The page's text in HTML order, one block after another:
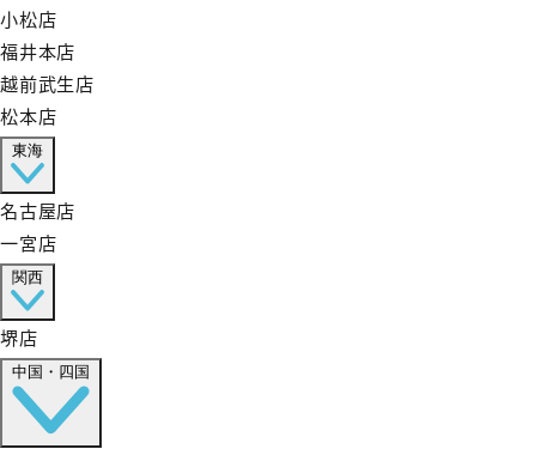
小松店
福井本店
越前武生店
松本店
東海
名古屋店
一宮店
関西
堺店
中国・四国